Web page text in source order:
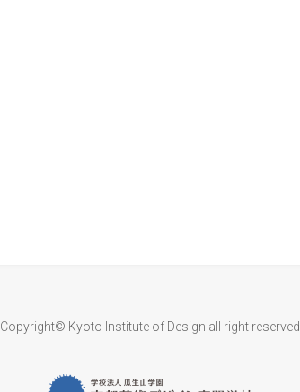
Copyright© Kyoto Institute of Design all right reserved.